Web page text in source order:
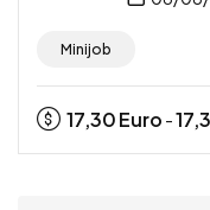
Minijob
17,30Euro -